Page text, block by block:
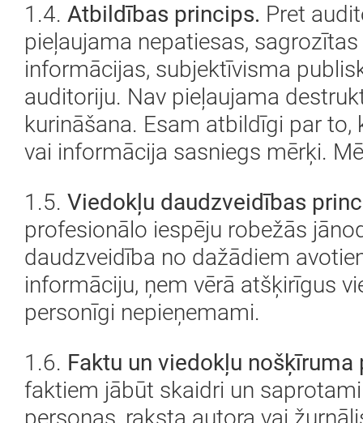
1.4. Atbildības princips. Pret
pieļaujama nepatiesas,
informācijas, subjektīvisma
auditoriju. Nav pieļaujama
kurināšana. Esam atbildīgi par
vai informācija sasniegs mērķi.
1.5. Viedokļu daudzveidības
profesionālo iespēju robežās
daudzveidība no dažādiem
informāciju, ņem vērā atšķirīgus
personīgi nepieņemami.
1.6. Faktu un viedokļu nošķīruma
faktiem jābūt skaidri un